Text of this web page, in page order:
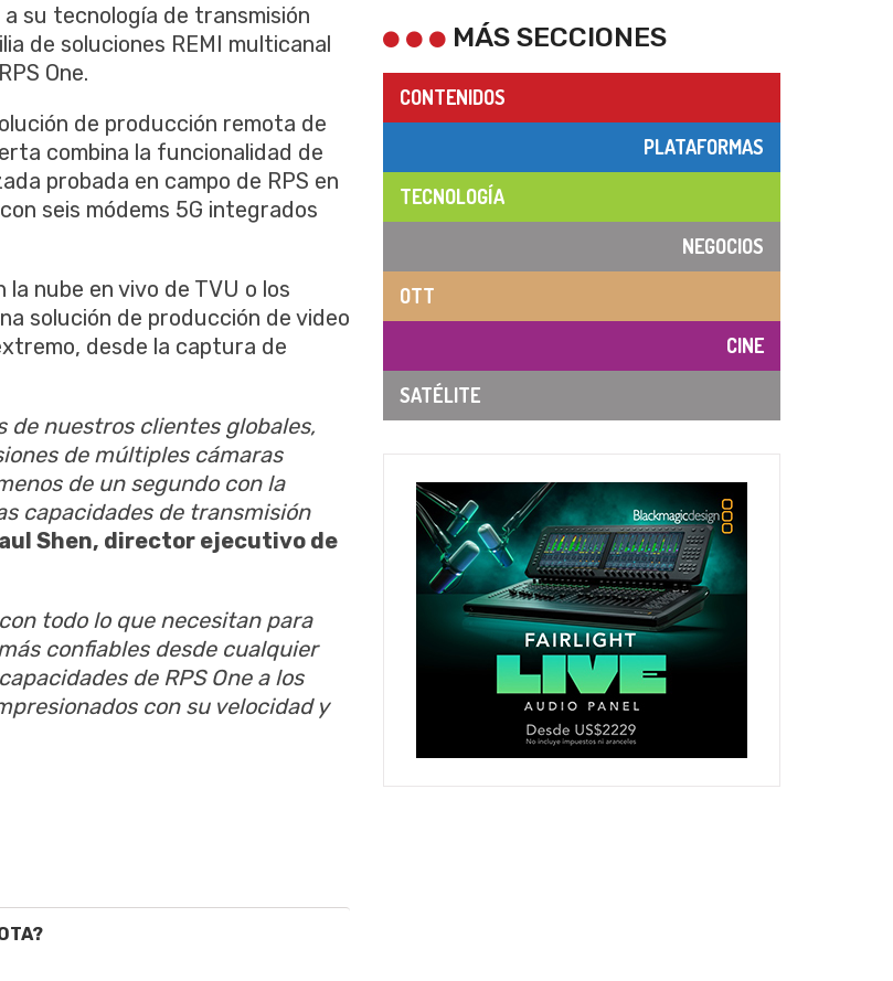
su tecnología de transmisión
de soluciones REMI multicanal
One.
de producción remota de
combina la funcionalidad de
probada en campo de RPS en
seis módems 5G integrados
nube en vivo de TVU o los
solución de producción de video
desde la captura de
de nuestros clientes globales,
de múltiples cámaras
de un segundo con la
capacidades de transmisión
Shen, director ejecutivo de
todo lo que necesitan para
confiables desde cualquier
de RPS One a los
con su velocidad y
MÁS SECCIONES
CONTENIDOS
PLATAFORMAS
TECNOLOGÍA
NEGOCIOS
OTT
CINE
SATÉLITE